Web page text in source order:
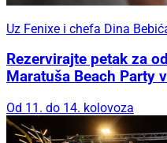
Uz Fenixe i chefa Dina
Rezervirajte petak za
Maratuša Beach Party
Od 11. do 14. kolovoza